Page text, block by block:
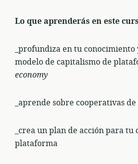
Lo que aprenderás en este
_profundiza en tu
modelo de capitalismo de
economy
_aprende sobre cooperativas
_crea un plan de acción para
plataforma